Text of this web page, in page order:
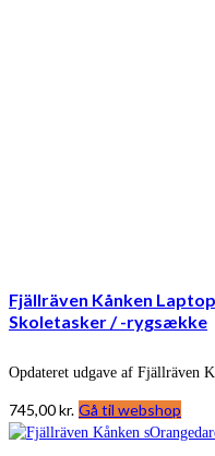
Fjällräven Kånken
Skoletasker / -rygsække
Opdateret udgave af Fjällräven
745,00kr. Gå til webshop